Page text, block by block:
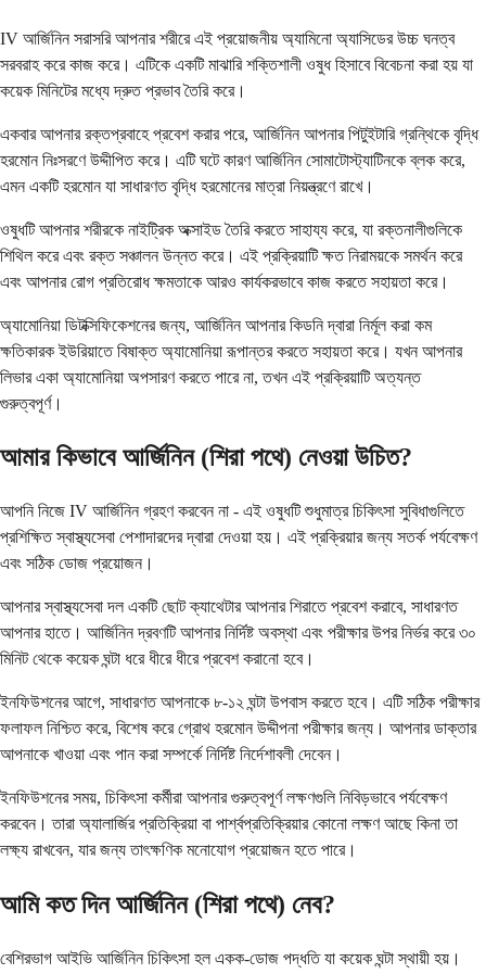
IV আর্জিনিন সরাসরি আপনার শরীরে এই প্রয়োজনীয় অ্যামিনো অ্যাসিডের উচ্চ ঘনত্ব
সরবরাহ করে কাজ করে। এটিকে একটি মাঝারি শক্তিশালী ওষুধ হিসাবে বিবেচনা করা হয় যা
কয়েক মিনিটের মধ্যে দ্রুত প্রভাব তৈরি করে।
একবার আপনার রক্তপ্রবাহে প্রবেশ করার পরে, আর্জিনিন আপনার পিটুইটারি গ্রন্থিকে বৃদ্ধি
হরমোন নিঃসরণে উদ্দীপিত করে। এটি ঘটে কারণ আর্জিনিন সোমাটোস্ট্যাটিনকে ব্লক করে,
এমন একটি হরমোন যা সাধারণত বৃদ্ধি হরমোনের মাত্রা নিয়ন্ত্রণে রাখে।
ওষুধটি আপনার শরীরকে নাইট্রিক অক্সাইড তৈরি করতে সাহায্য করে, যা রক্তনালীগুলিকে
শিথিল করে এবং রক্ত ​​সঞ্চালন উন্নত করে। এই প্রক্রিয়াটি ক্ষত নিরাময়কে সমর্থন করে
এবং আপনার রোগ প্রতিরোধ ক্ষমতাকে আরও কার্যকরভাবে কাজ করতে সহায়তা করে।
অ্যামোনিয়া ডিটক্সিফিকেশনের জন্য, আর্জিনিন আপনার কিডনি দ্বারা নির্মূল করা কম
ক্ষতিকারক ইউরিয়াতে বিষাক্ত অ্যামোনিয়া রূপান্তর করতে সহায়তা করে। যখন আপনার
লিভার একা অ্যামোনিয়া অপসারণ করতে পারে না, তখন এই প্রক্রিয়াটি অত্যন্ত
গুরুত্বপূর্ণ।
আমার কিভাবে আর্জিনিন (শিরা পথে) নেওয়া উচিত?
আপনি নিজে IV আর্জিনিন গ্রহণ করবেন না - এই ওষুধটি শুধুমাত্র চিকিৎসা সুবিধাগুলিতে
প্রশিক্ষিত স্বাস্থ্যসেবা পেশাদারদের দ্বারা দেওয়া হয়। এই প্রক্রিয়ার জন্য সতর্ক পর্যবেক্ষণ
এবং সঠিক ডোজ প্রয়োজন।
আপনার স্বাস্থ্যসেবা দল একটি ছোট ক্যাথেটার আপনার শিরাতে প্রবেশ করাবে, সাধারণত
আপনার হাতে। আর্জিনিন দ্রবণটি আপনার নির্দিষ্ট অবস্থা এবং পরীক্ষার উপর নির্ভর করে ৩০
মিনিট থেকে কয়েক ঘন্টা ধরে ধীরে ধীরে প্রবেশ করানো হবে।
ইনফিউশনের আগে, সাধারণত আপনাকে ৮-১২ ঘন্টা উপবাস করতে হবে। এটি সঠিক পরীক্ষার
ফলাফল নিশ্চিত করে, বিশেষ করে গ্রোথ হরমোন উদ্দীপনা পরীক্ষার জন্য। আপনার ডাক্তার
আপনাকে খাওয়া এবং পান করা সম্পর্কে নির্দিষ্ট নির্দেশাবলী দেবেন।
ইনফিউশনের সময়, চিকিৎসা কর্মীরা আপনার গুরুত্বপূর্ণ লক্ষণগুলি নিবিড়ভাবে পর্যবেক্ষণ
করবেন। তারা অ্যালার্জির প্রতিক্রিয়া বা পার্শ্বপ্রতিক্রিয়ার কোনো লক্ষণ আছে কিনা তা
লক্ষ্য রাখবেন, যার জন্য তাৎক্ষণিক মনোযোগ প্রয়োজন হতে পারে।
আমি কত দিন আর্জিনিন (শিরা পথে) নেব?
বেশিরভাগ আইভি আর্জিনিন চিকিৎসা হল একক-ডোজ পদ্ধতি যা কয়েক ঘন্টা স্থায়ী হয়।